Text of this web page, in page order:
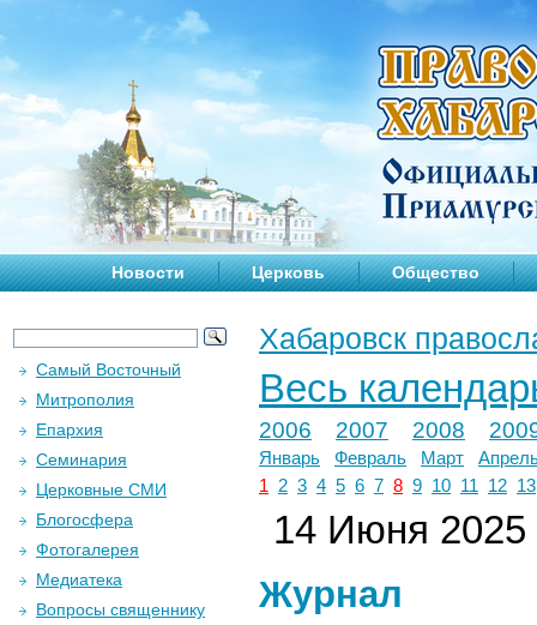
Новости Церковь Общество
Хабаровск
Весь
2006 2007 2008
Январь Февраль Март
1
2 3 4 5 6 7 8 9 10 11 12 13
14 Июня 2025
Журнал
Самый Восточный
Митрополия
Епархия
Семинария
Церковные СМИ
Блогосфера
Фотогалерея
Медиатека
Вопросы священнику